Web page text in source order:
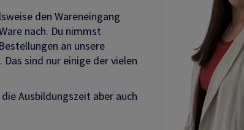
den Wareneingang
nach. Du nimmst
an unsere
sind nur einige der vielen
Ausbildungszeit aber auch